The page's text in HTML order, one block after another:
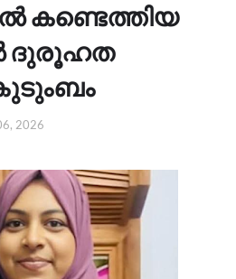
കണ്ടെത്തിയ
ദുരൂഹത
2026